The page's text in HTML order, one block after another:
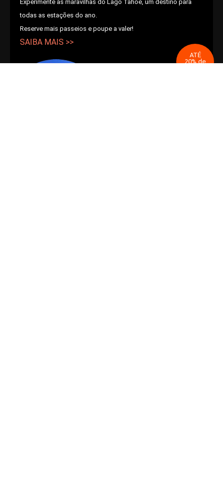
Experimente as maravilhas do Lago Tahoe, um destino para
todas as estações do ano.
Reserve mais passeios e poupe a valer!
SAIBA MAIS >>
ATÉ
20% de